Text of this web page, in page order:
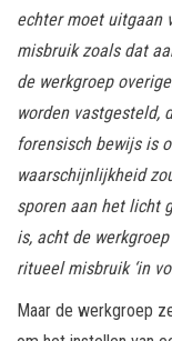
echter moet uitgaan
misbruik zoals dat
de werkgroep
worden vastgesteld,
forensisch bewijs is
waarschijnlijkheid
sporen aan het licht
is, acht de
ritueel misbruik ‘in
Maar de werkgroep